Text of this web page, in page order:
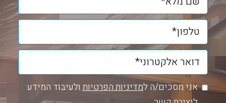
אני מסכים/ה למדיניות הפרטיותולעיבוד המידע